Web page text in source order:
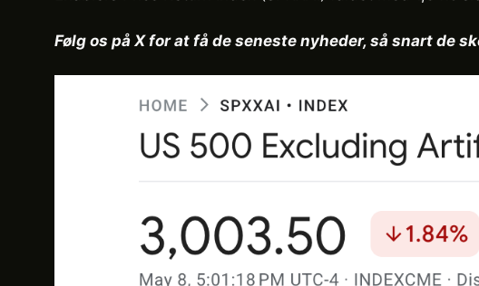
Følg os på X for at få de seneste nyheder, så snart de